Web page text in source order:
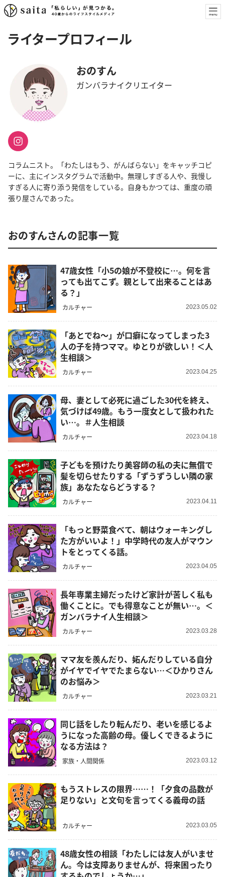
ライタープロフィール
おのすん
ガンバラナイクリエイター
コラムニスト。「わたしはもう、がんばらない」をキャッチコピ
ーに、主にインスタグラムで活動中。無理しすぎる人や、我慢し
すぎる人に寄り添う発信をしている。自身もかつては、重度の頑
張り屋さんであった。
おのすんさんの記事一覧
47歳女性「小5の娘が不登校に…。何を言
っても出てこず。親として出来ることはあ
る？」
カルチャー 2023.05.02
「あとでね～」が口癖になってしまった3
人の子を持つママ。ゆとりが欲しい！＜人
生相談＞
カルチャー 2023.04.25
母、妻として必死に過ごした30代を終え、
気づけば49歳。もう一度女として扱われた
い…。＃人生相談
カルチャー 2023.04.18
子どもを預けたり美容師の私の夫に無償で
髪を切らせたりする「ずうずうしい隣の家
族」あなたならどうする？
カルチャー 2023.04.11
「もっと野菜食べて、朝はウォーキングし
た方がいいよ！」中学時代の友人がマウン
トをとってくる話。
カルチャー 2023.04.05
長年専業主婦だったけど家計が苦しく私も
働くことに。でも得意なことが無い…。＜
ガンバラナイ人生相談＞
カルチャー 2023.03.28
ママ友を羨んだり、妬んだりしている自分
がイヤでイヤでたまらない…＜ひかりさん
のお悩み＞
カルチャー 2023.03.21
同じ話をしたり転んだり、老いを感じるよ
うになった高齢の母。優しくできるように
なる方法は？
家族・人間関係 2023.03.12
もうストレスの限界……！「夕食の品数が
足りない」と文句を言ってくる義母の話
カルチャー 2023.03.05
48歳女性の相談「わたしには友人がいませ
ん。今は支障ありませんが、将来困ったり